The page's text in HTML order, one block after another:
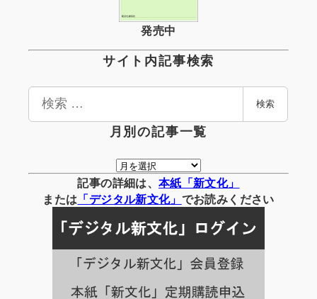
発売中
サイト内記事検索
検
検索
月別の記事一覧
月
別
の
事
一
覧
記事の詳細は、 本紙「新文化」
または 「デジタル新文化」 でお読みください